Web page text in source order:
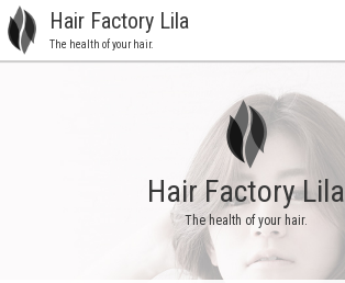
Hair Factory Lila
The health of your hair.
Hair Factory Lila
The health of your hair.